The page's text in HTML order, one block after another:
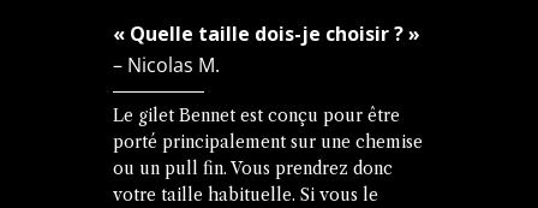
« Quelle taille dois-je choisir ? »
– Nicolas M.
Le gilet Bennet est conçu pour être
porté principalement sur une chemise
ou un pull fin. Vous prendrez donc
votre taille habituelle. Si vous le